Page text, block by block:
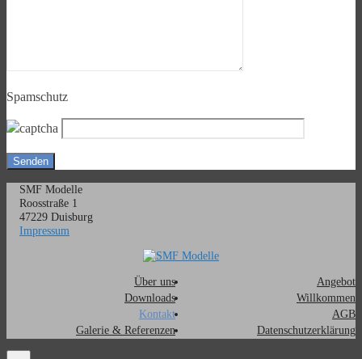
Spamschutz
SMF Modelle
Roosstraße 1
47229 Duisburg
Impressum
Über uns
Downloads
Kontakt
Galerie & Referenzen
Angebot
Willkommen
AGB
Datenschutzerklärung